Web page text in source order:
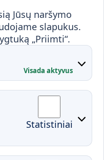
Jūsų naršymo
slapukus.
„Priimti“.
Visada aktyvus
Statistiniai
atstovybė